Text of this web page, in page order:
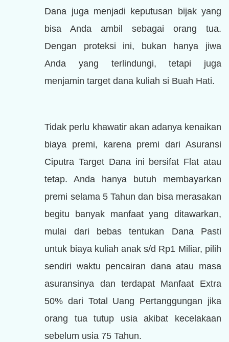
Dana juga menjadi keputusan bijak yang
bisa Anda ambil sebagai orang tua.
Dengan proteksi ini, bukan hanya jiwa
Anda yang terlindungi, tetapi juga
menjamin target dana kuliah si Buah Hati.
Tidak perlu khawatir akan adanya kenaikan
biaya premi, karena premi dari Asuransi
Ciputra Target Dana ini bersifat Flat atau
tetap. Anda hanya butuh membayarkan
premi selama 5 Tahun dan bisa merasakan
begitu banyak manfaat yang ditawarkan,
mulai dari bebas tentukan Dana Pasti
untuk biaya kuliah anak s/d Rp1 Miliar, pilih
sendiri waktu pencairan dana atau masa
asuransinya dan terdapat Manfaat Extra
50% dari Total Uang Pertanggungan jika
orang tua tutup usia akibat kecelakaan
sebelum usia 75 Tahun.